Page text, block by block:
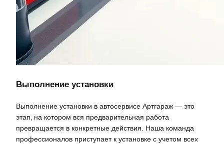
Выполнение установки
Выполнение установки в автосервисе Артгараж — это
этап‚ на котором вся предварительная работа
превращается в конкретные действия. Наша команда
профессионалов приступает к установке с учетом всех